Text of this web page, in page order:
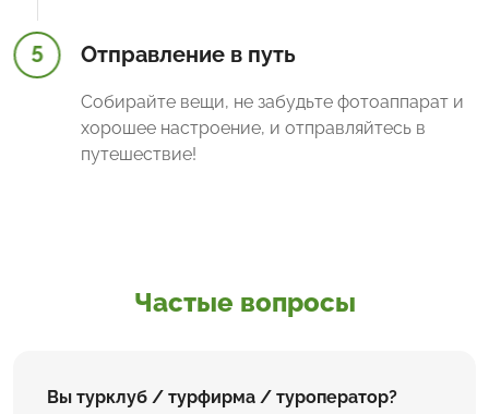
5 Отправление в путь
Собирайте вещи, не забудьте фотоаппарат и
хорошее настроение, и отправляйтесь в
путешествие!
Частые вопросы
Вы турклуб / турфирма / туроператор?